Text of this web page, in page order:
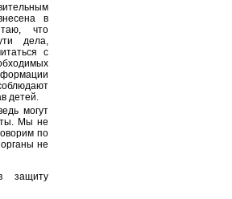
в
что
дела,
с
детей.
могут
Мы не
по
не
защиту